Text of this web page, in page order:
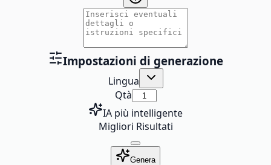
Impostazioni di generazione
Lingua
Qtà
IA più intelligente
Migliori Risultati
Genera